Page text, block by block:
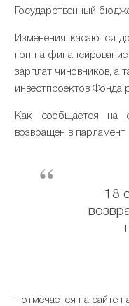
Государственный
Изменения касаются
грн на
зарплат чиновников, а
инвестпроектов Фонда
Как сообщается на
возвращен в
18
- отмечается на сайте